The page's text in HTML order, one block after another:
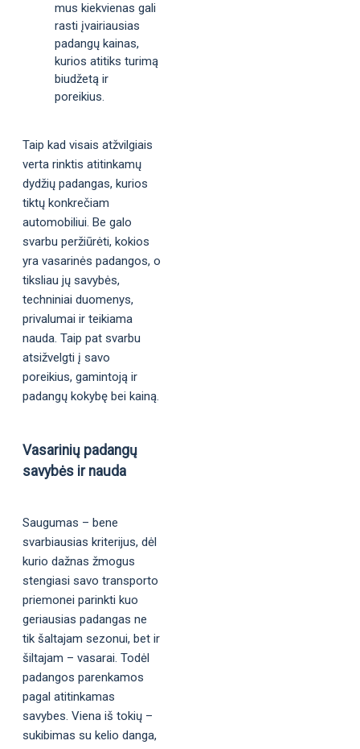
mus kiekvienas gali
rasti įvairiausias
padangų kainas,
kurios atitiks turimą
biudžetą ir
poreikius.
Taip kad visais atžvilgiais
verta rinktis atitinkamų
dydžių padangas, kurios
tiktų konkrečiam
automobiliui. Be galo
svarbu peržiūrėti, kokios
yra vasarinės padangos, o
tiksliau jų savybės,
techniniai duomenys,
privalumai ir teikiama
nauda. Taip pat svarbu
atsižvelgti į savo
poreikius, gamintoją ir
padangų kokybę bei kainą.
Vasarinių padangų
savybės ir nauda
Saugumas – bene
svarbiausias kriterijus, dėl
kurio dažnas žmogus
stengiasi savo transporto
priemonei parinkti kuo
geriausias padangas ne
tik šaltajam sezonui, bet ir
šiltajam – vasarai. Todėl
padangos parenkamos
pagal atitinkamas
savybes. Viena iš tokių –
sukibimas su kelio danga,